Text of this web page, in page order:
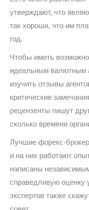
утверждают, что
так хороши, что им
год.
Чтобы иметь
идеальным валютным
изучить отзывы
критические
рецензенты пишут
сколько времени
Лучшие форекс-
и на них работают
написаны
справедливую
экспертов также